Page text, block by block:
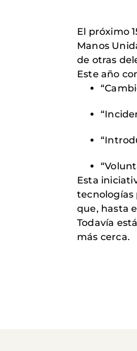
El próximo
Manos
de otras
Este año
Esta
tecnologías
que, hasta
Todavía
más cerca.